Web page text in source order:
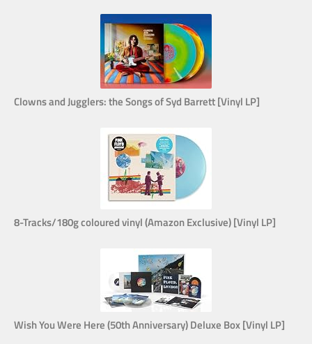
Clowns and Jugglers: the Songs of Syd Barrett [Vinyl LP]
8-Tracks/180g coloured vinyl (Amazon Exclusive) [Vinyl LP]
Wish You Were Here (50th Anniversary) Deluxe Box [Vinyl LP]